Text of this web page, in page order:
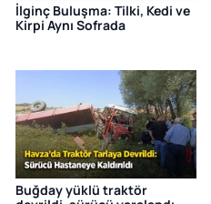
İlginç Buluşma: Tilki, Kedi ve
Kirpi Aynı Sofrada
Buğday yüklü traktör